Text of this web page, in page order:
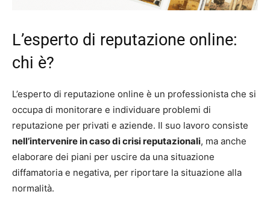
L’esperto di reputazione online:
chi è?
L’esperto di reputazione online è un professionista che si
occupa di monitorare e individuare problemi di
reputazione per privati e aziende. Il suo lavoro consiste
nell’intervenire in caso di crisi reputazionali, ma anche
elaborare dei piani per uscire da una situazione
diffamatoria e negativa, per riportare la situazione alla
normalità.